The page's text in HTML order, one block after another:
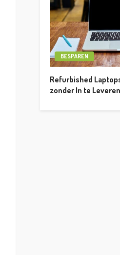
BESPAREN
Refurbished
zonder In te